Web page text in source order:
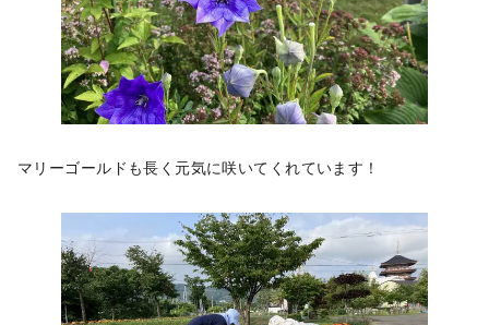
マリーゴールドも長く元気に咲いてくれています！